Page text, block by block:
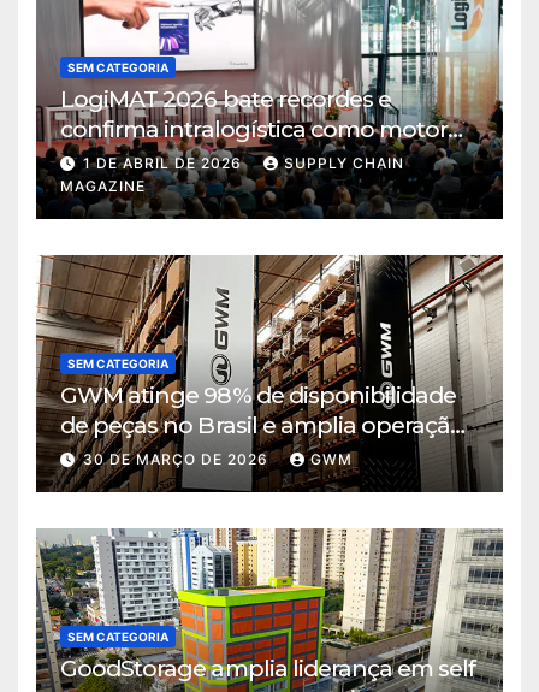
SEM CATEGORIA
LogiMAT 2026 bate recordes e
confirma intralogística como motor
de decisão em tempos de incerteza
1 DE ABRIL DE 2026
SUPPLY CHAIN
MAGAZINE
SEM CATEGORIA
GWM atinge 98% de disponibilidade
de peças no Brasil e amplia operação
logística em Cajamar
30 DE MARÇO DE 2026 GWM
SEM CATEGORIA
GoodStorage amplia liderança em self